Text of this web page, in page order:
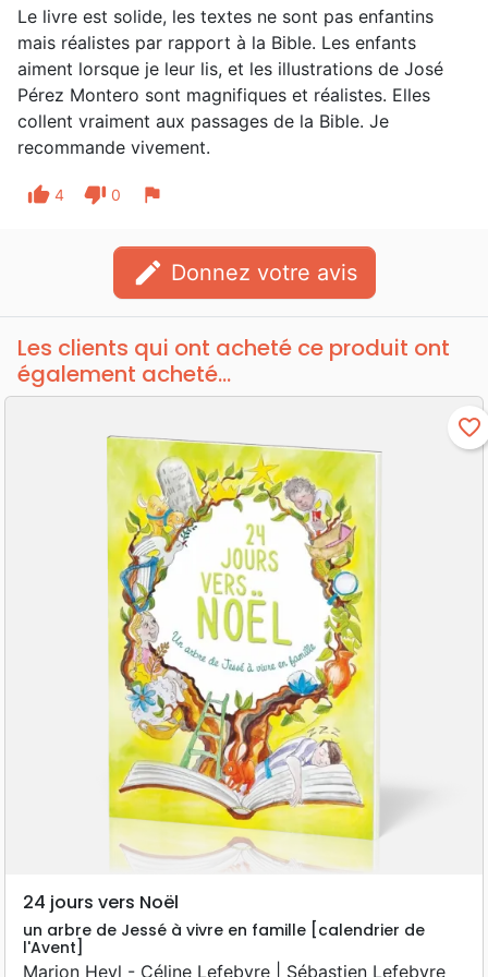
Le livre est solide, les textes ne sont pas enfantins
mais réalistes par rapport à la Bible. Les enfants
aiment lorsque je leur lis, et les illustrations de José
Pérez Montero sont magnifiques et réalistes. Elles
collent vraiment aux passages de la Bible. Je
recommande vivement.
thumb_up 4 thumb_down 0 flag
edit Donnez votre avis
Les clients qui ont acheté ce produit ont
également acheté...
favorite_border
24 jours vers Noël
un arbre de Jessé à vivre en famille [calendrier de
l'Avent]
Marion Heyl - Céline Lefebvre | Sébastien Lefebvre